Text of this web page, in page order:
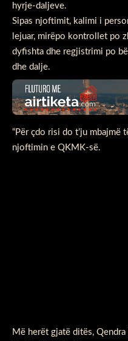
hyrje-daljeve.
Sipas njoftimit, kalimi i
lejuar, mirëpo kontrollet po
dyfishta dhe regjistrimi po
dhe dalje.
“Për çdo risi do t’ju mbajmë
njoftimin e QKMK-së.
Më herët gjatë ditës,